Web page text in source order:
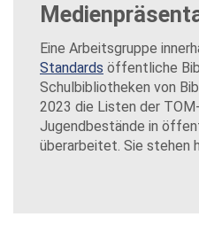
Eine Arbeitsgruppe
Standards öffentliche
Schulbibliotheken von
2023 die Listen der
Jugendbestände in
überarbeitet. Sie stehen